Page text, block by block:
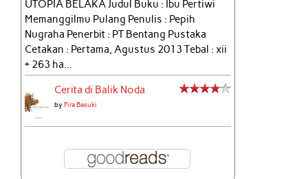
UTOPIA BELAKA Judul Buku : Ibu Pertiwi
Memanggilmu Pulang Penulis : Pepih
Nugraha Penerbit : PT Bentang Pustaka
Cetakan : Pertama, Agustus 2013 Tebal : xii
+ 263 ha...
Cerita di Balik Noda
byFira Basuki